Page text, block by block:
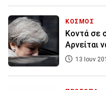
ΚΟΣΜΟΣ
Κοντά σε
Αρνείται
13 Ιουν